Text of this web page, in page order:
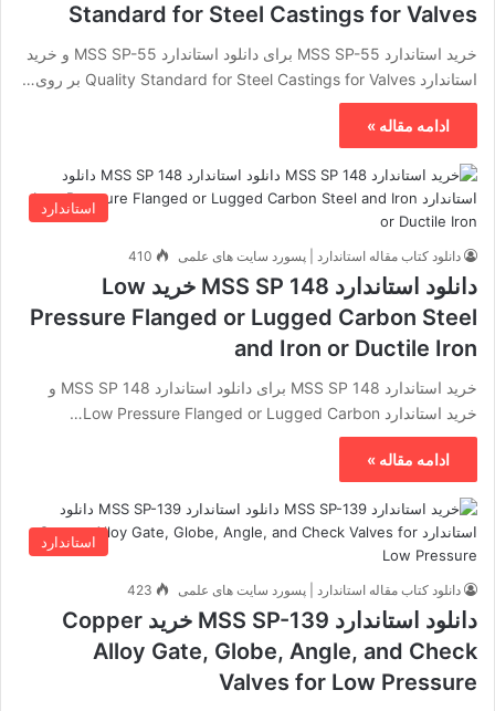
Standard for Steel Castings for Valves
خرید استاندارد MSS SP-55 برای دانلود استاندارد MSS SP-55 و خرید
استاندارد Quality Standard for Steel Castings for Valves بر روی…
ادامه مقاله »
استاندارد
دانلود کتاب مقاله استاندارد | پسورد سایت های علمی 410
دانلود استاندارد MSS SP 148 خرید Low
Pressure Flanged or Lugged Carbon Steel
and Iron or Ductile Iron
خرید استاندارد MSS SP 148 برای دانلود استاندارد MSS SP 148 و
خرید استاندارد Low Pressure Flanged or Lugged Carbon…
ادامه مقاله »
استاندارد
دانلود کتاب مقاله استاندارد | پسورد سایت های علمی 423
دانلود استاندارد MSS SP-139 خرید Copper
Alloy Gate, Globe, Angle, and Check
Valves for Low Pressure